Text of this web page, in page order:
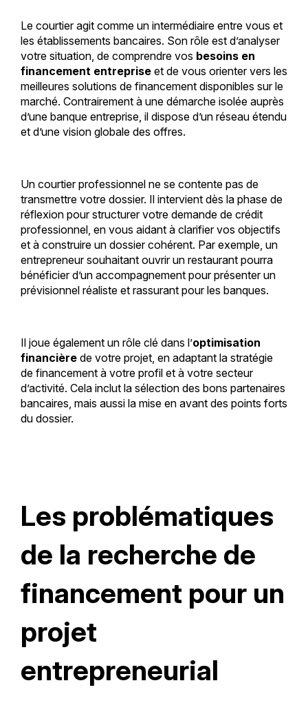
Le courtier agit comme un intermédiaire entre vous et
les établissements bancaires. Son rôle est d’analyser
votre situation, de comprendre vos besoins en
financement entrepriseet de vous orienter vers les
meilleures solutions de financement disponibles sur le
marché. Contrairement à une démarche isolée auprès
d’une banque entreprise, il dispose d’un réseau étendu
et d’une vision globale des offres.
Un courtier professionnel ne se contente pas de
transmettre votre dossier. Il intervient dès la phase de
réflexion pour structurer votre demande de crédit
professionnel, en vous aidant à clarifier vos objectifs
et à construire un dossier cohérent. Par exemple, un
entrepreneur souhaitant ouvrir un restaurant pourra
bénéficier d’un accompagnement pour présenter un
prévisionnel réaliste et rassurant pour les banques.
Il joue également un rôle clé dans l’optimisation
financièrede votre projet, en adaptant la stratégie
de financement à votre profil et à votre secteur
d’activité. Cela inclut la sélection des bons partenaires
bancaires, mais aussi la mise en avant des points forts
du dossier.
Les problématiques
de la recherche de
financement pour un
projet
entrepreneurial